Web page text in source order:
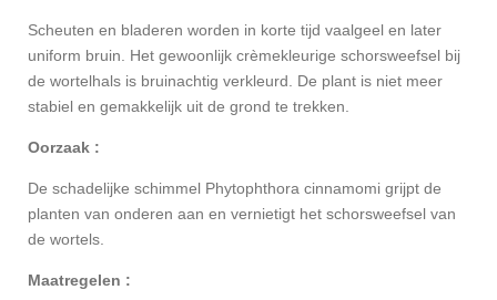
Scheuten en bladeren worden in korte tijd vaalgeel en later
uniform bruin. Het gewoonlijk crèmekleurige schorsweefsel bij
de wortelhals is bruinachtig verkleurd. De plant is niet meer
stabiel en gemakkelijk uit de grond te trekken.
Oorzaak :
De schadelijke schimmel Phytophthora cinnamomi grijpt de
planten van onderen aan en vernietigt het schorsweefsel van
de wortels.
Maatregelen :